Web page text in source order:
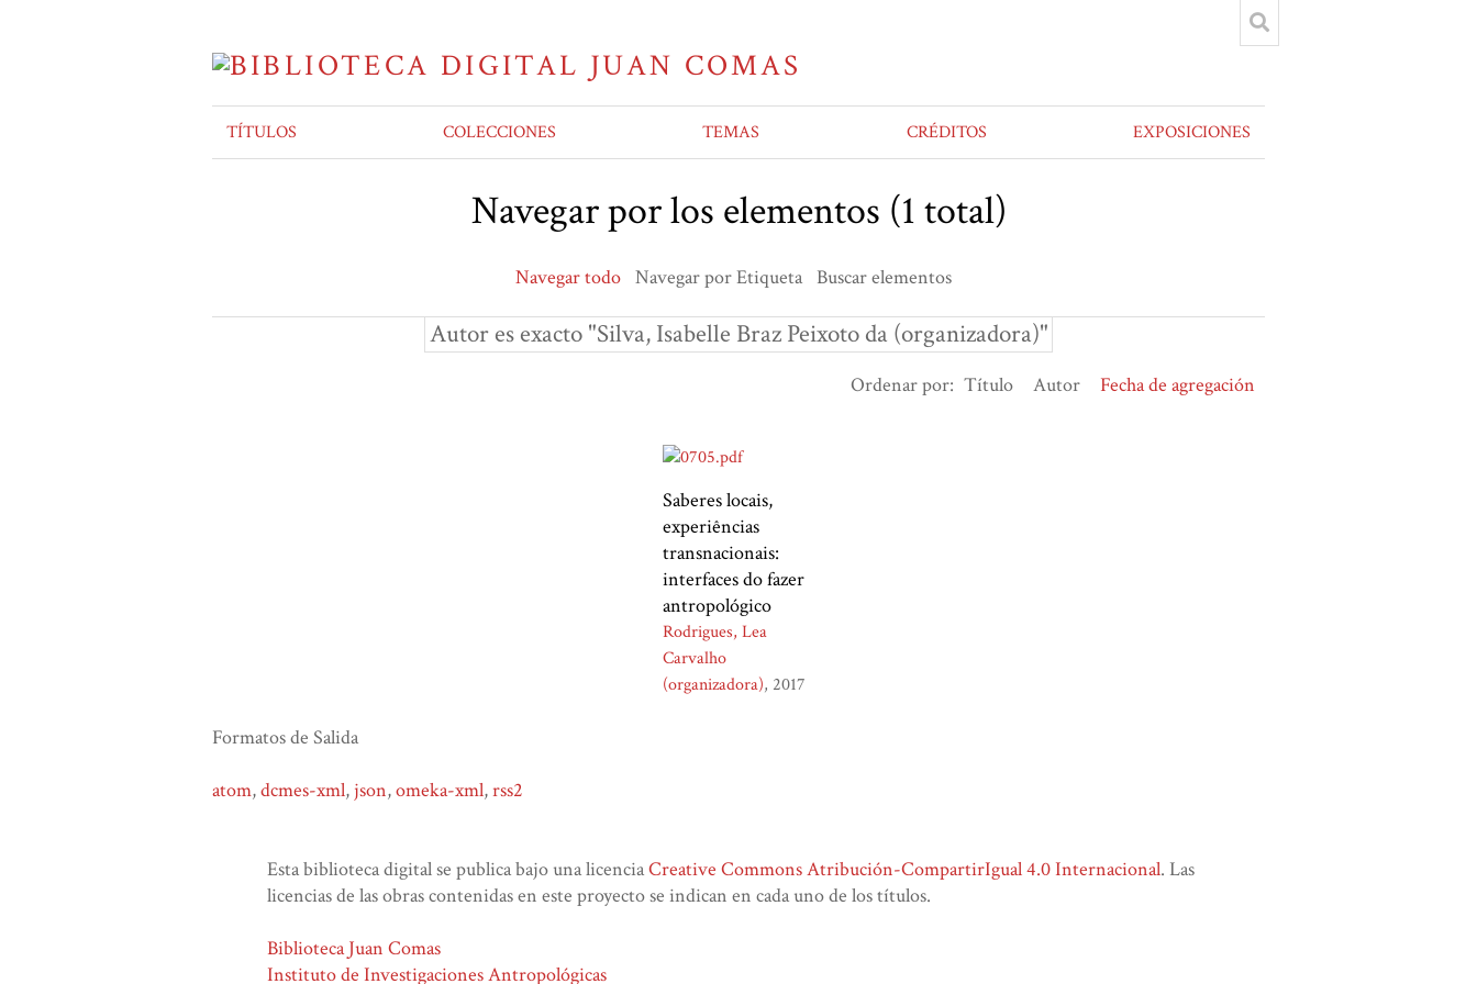
TÍTULOS COLECCIONES TEMAS CRÉDITOS EXPOSICIONES
Navegar por los elementos (1 total)
Navegar todo Navegar por Etiqueta Buscar elementos
Autor es exacto "Silva, Isabelle Braz Peixoto da (organizadora)"
Ordenar por: Título Autor Fecha de agregación
Saberes locais,
experiências
transnacionais:
interfaces do fazer
antropológico
Rodrigues, Lea
Carvalho
(organizadora) 2017
Formatos de Salida
atom,dcmes-xml, json,omeka-xml,rss2
Esta biblioteca digital se publica bajo una licenciaCreative Commons Atribución-CompartirIgual 4.0 Internacional. Las
licencias de las obras contenidas en este proyecto se indican en cada uno de los títulos.
Biblioteca Juan Comas
Instituto de Investigaciones Antropológicas